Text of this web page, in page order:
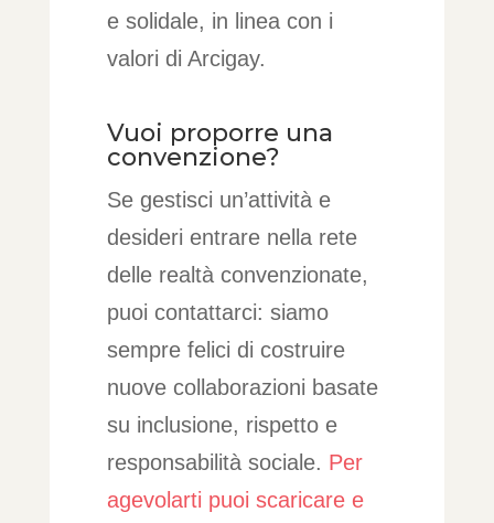
e solidale, in linea con i
valori di Arcigay.
Vuoi proporre una
convenzione?
Se gestisci un’attività e
desideri entrare nella rete
delle realtà convenzionate,
puoi contattarci: siamo
sempre felici di costruire
nuove collaborazioni basate
su inclusione, rispetto e
responsabilità sociale. Per
agevolarti puoi scaricare e